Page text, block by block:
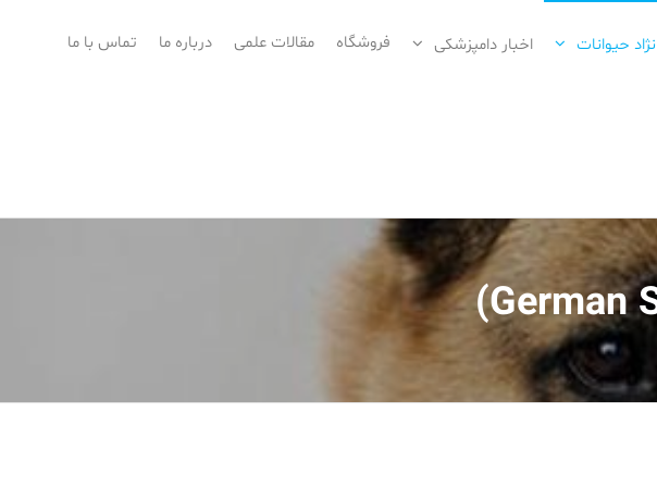
تماس با ما درباره ما مقالات علمی فروشگاه اخبار دامپزشکی نژاد حیوانات